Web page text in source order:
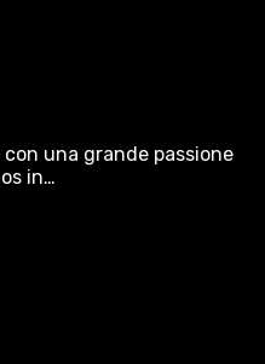
una grande passione
in…